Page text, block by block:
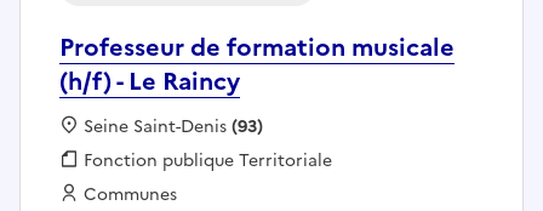
Professeur de formation musicale
(h/f) - Le Raincy
Localisation :
Seine Saint-Denis(93)
Fonction publique :
Fonction publique Territoriale
Employeur :
Communes